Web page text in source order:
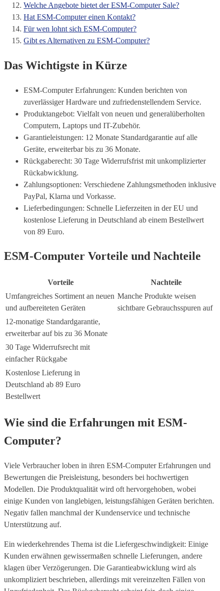
Welche Angebote bietet der ESM-Computer Sale?
Hat ESM-Computer einen Kontakt?
Für wen lohnt sich ESM-Computer?
Gibt es Alternativen zu ESM-Computer?
Das Wichtigste in Kürze
ESM-Computer Erfahrungen: Kunden berichten von
zuverlässiger Hardware und zufriedenstellendem Service.
Produktangebot: Vielfalt von neuen und generalüberholten
Computern, Laptops und IT-Zubehör.
Garantieleistungen: 12 Monate Standardgarantie auf alle
Geräte, erweiterbar bis zu 36 Monate.
Rückgaberecht: 30 Tage Widerrufsfrist mit unkomplizierter
Rückabwicklung.
Zahlungsoptionen: Verschiedene Zahlungsmethoden inklusive
PayPal, Klarna und Vorkasse.
Lieferbedingungen: Schnelle Lieferzeiten in der EU und
kostenlose Lieferung in Deutschland ab einem Bestellwert
von 89 Euro.
ESM-Computer Vorteile und Nachteile
Vorteile
Nachteile
Umfangreiches Sortiment an neuen
und aufbereiteten Geräten
Manche Produkte weisen
sichtbare Gebrauchsspuren auf
12-monatige Standardgarantie,
erweiterbar auf bis zu 36 Monate
30 Tage Widerrufsrecht mit
einfacher Rückgabe
Kostenlose Lieferung in
Deutschland ab 89 Euro
Bestellwert
Wie sind die Erfahrungen mit ESM-
Computer?
Viele Verbraucher loben in ihren ESM-Computer Erfahrungen und
Bewertungen die Preisleistung, besonders bei hochwertigen
Modellen. Die Produktqualität wird oft hervorgehoben, wobei
einige Kunden von langlebigen, leistungsfähigen Geräten berichten.
Negativ fallen manchmal der Kundenservice und technische
Unterstützung auf.
Ein wiederkehrendes Thema ist die Liefergeschwindigkeit: Einige
Kunden erwähnen gewissermaßen schnelle Lieferungen, andere
klagen über Verzögerungen. Die Garantieabwicklung wird als
unkompliziert beschrieben, allerdings mit vereinzelten Fällen von